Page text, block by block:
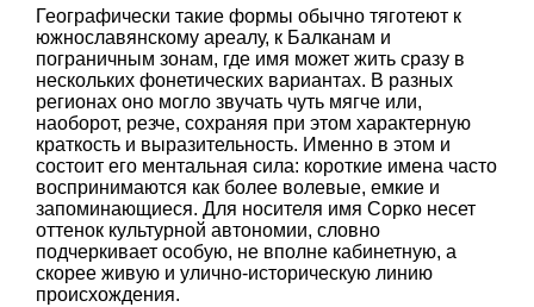
Географически такие формы обычно тяготеют к
южнославянскому ареалу, к Балканам и
пограничным зонам, где имя может жить сразу в
нескольких фонетических вариантах. В разных
регионах оно могло звучать чуть мягче или,
наоборот, резче, сохраняя при этом характерную
краткость и выразительность. Именно в этом и
состоит его ментальная сила: короткие имена часто
воспринимаются как более волевые, емкие и
запоминающиеся. Для носителя имя Сорко несет
оттенок культурной автономии, словно
подчеркивает особую, не вполне кабинетную, а
скорее живую и улично-историческую линию
происхождения.